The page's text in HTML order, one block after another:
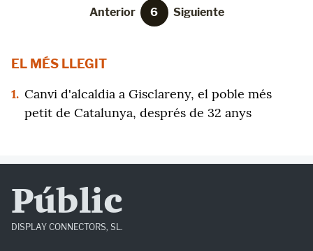
Anterior 6 Siguiente
EL MÉS LLEGIT
1. Canvi d'alcaldia a Gisclareny, el poble més
petit de Catalunya, després de 32 anys
Públic
DISPLAY CONNECTORS, SL.